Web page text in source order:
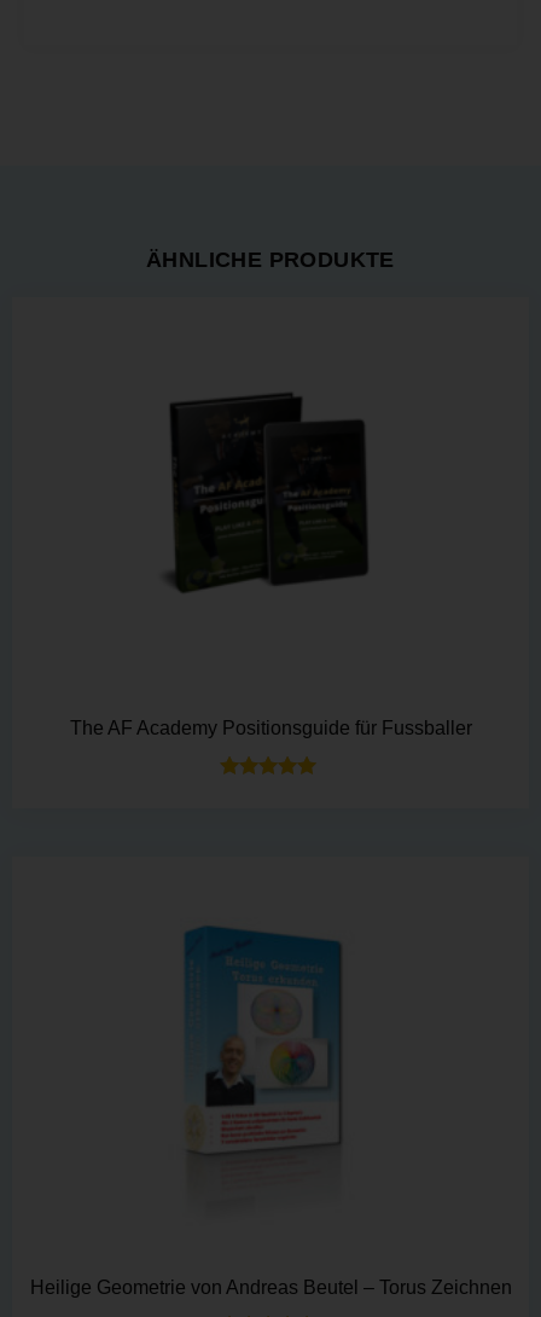
ÄHNLICHE PRODUKTE
The AF Academy Positionsguide für Fussballer
Heilige Geometrie von Andreas Beutel – Torus Zeichnen